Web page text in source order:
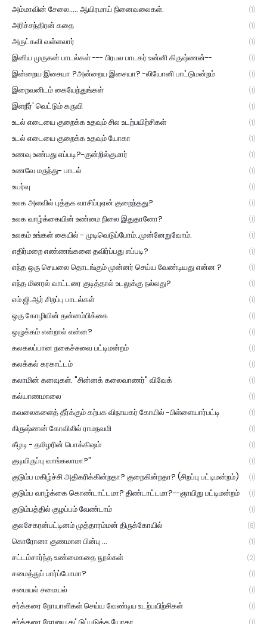
அம்மாவின் சேலை..... ஆயிரமாய் நினைவலைகள். (1)
அரிச்சந்திரன் கதை (1)
அருட்கவி வள்ளலார் (1)
இனிய முருகன் பாடல்கள் --- பிரபல பாடகர் உன்னி கிருஷ்ணன்-- (1)
இன்றைய இசையா ?அன்றைய இசையா? -லியோனி பாட்டுமன்றம் (1)
இறைவனிடம் கையேந்துங்கள் (1)
இளநீர்' வெட்டும் கருவி (1)
உடல் எடையை குறைக்க உதவும் சில உடற்பயிற்சிகள் (1)
உடல் எடையை குறைக்க உதவும் யோகா (1)
உணவு உண்பது எப்படி?-குன்றில்குமார் (1)
உணவே மருந்து- பாடல் (1)
உயர்வு (1)
உலக அளவில் புத்தக வாசிப்புஏன் குறைந்தது? (1)
உலக வாழ்க்கையின் உண்மை நிலை இதுதானோ? (1)
உலகம் உங்கள் கையில் - முடிவெடுப்போம்..முன்னேறுவோம். (1)
எதிர்மறை எண்ணங்களை தவிர்ப்பது எப்படி? (1)
எந்த ஒரு செயலை தொடங்கும் முன்னர் செய்ய வேண்டியது என்ன ? (1)
எந்த மினரல் வாட்டரை குடித்தால் உடலுக்கு நல்லது? (1)
எம்.ஜி.ஆர் சிறப்பு பாடல்கள் (1)
ஒரு கோழியின் தன்னம்பிக்கை (1)
ஒழுக்கம் என்றால் என்ன? (1)
கலகலப்பான நகைச்சுவை பட்டிமன்றம் (1)
கலக்கல் கரகாட்டம் (1)
கலாமின் கனவுகள். "சின்னக் கலைவாணர்" விவேக் (1)
கல்யாணமாலை (1)
கவலைகளைத் தீர்க்கும் கற்பக விநாயகர் கோயில் -பிள்ளையார்பட்டி (1)
கிருஷ்ணன் கோவிலில் ராமநவமி (1)
கீழடி - தமிழரின் பொக்கிஷம் (1)
குடியிருப்பு வாங்கலாமா?" (1)
குடும்ப மகிழ்ச்சி அதிகரிக்கின்றதா? குறைகின்றதா? (சிறப்பு பட்டிமன்றம்) (1)
குடும்ப வாழ்க்கை கொண்டாட்டமா? திண்டாட்டமா?--ஞாயிறு பட்டிமன்றம் (1)
குடும்பத்தில் குழப்பம் வேண்டாம் (1)
குலசேகரன்பட்டினம் முத்தாரம்மன் திருக்கோயில் (8)
கொரோனா குணமான பின்பு ... (1)
சட்டம்சார்ந்த உண்மைகதை நூல்கள் (2)
சமைத்துப் பார்ப்போமா? (1)
சமையல் சமையல் (1)
சர்க்கரை நோயாளிகள் செய்ய வேண்டிய உடற்பயிற்சிகள் (1)